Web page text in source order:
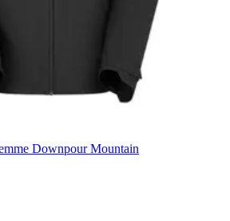
Downpour Mountain